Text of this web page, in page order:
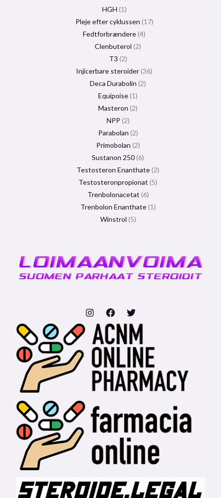
HGH 1
Pleje efter cyklussen 17
Fedtforbrændere 4
Clenbuterol 2
T3 2
Injicerbare steroider 36
Deca Durabolin 2
Equipoise 1
Masteron 2
NPP 2
Parabolan 2
Primobolan 2
Sustanon 250 6
Testosteron Enanthate 2
Testosteronpropionat 5
Trenbolonacetat 6
Trenbolon Enanthate 1
Winstrol 5